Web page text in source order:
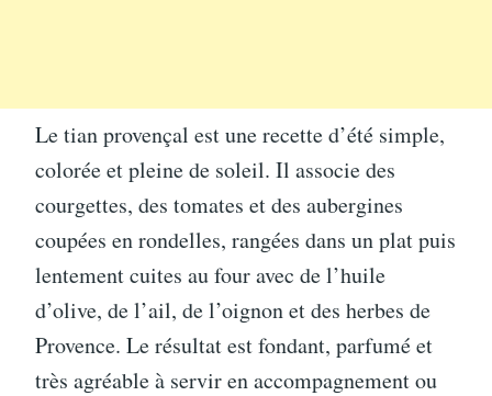
Le tian provençal est une recette d’été simple,
colorée et pleine de soleil. Il associe des
courgettes, des tomates et des aubergines
coupées en rondelles, rangées dans un plat puis
lentement cuites au four avec de l’huile
d’olive, de l’ail, de l’oignon et des herbes de
Provence. Le résultat est fondant, parfumé et
très agréable à servir en accompagnement ou